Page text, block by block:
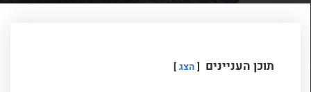
תוכן העניינים הצג